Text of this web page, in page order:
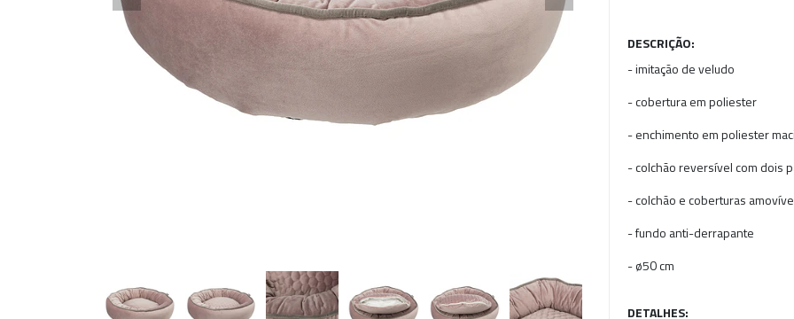
DESCRIÇÃO:
- imitação de veludo
- cobertura em poliester
- enchimento em poliester
- colchão reversível com dois
- colchão e coberturas
- fundo anti-derrapante
- ø50 cm
DETALHES: